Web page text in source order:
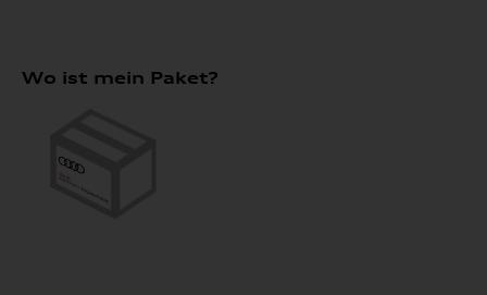
Wo ist mein Paket?